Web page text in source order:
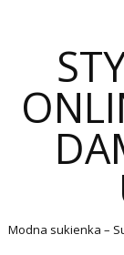
Modna sukienka –